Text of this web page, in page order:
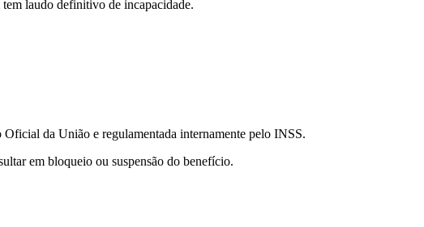
laudo definitivo de incapacidade.
da União e regulamentada internamente pelo INSS.
em bloqueio ou suspensão do benefício.